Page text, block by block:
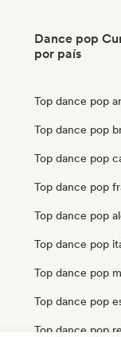
Dance pop
por país
Top dance pop
Top dance pop
Top dance pop
Top dance pop
Top dance pop
Top dance pop
Top dance pop
Top dance pop
Top dance pop